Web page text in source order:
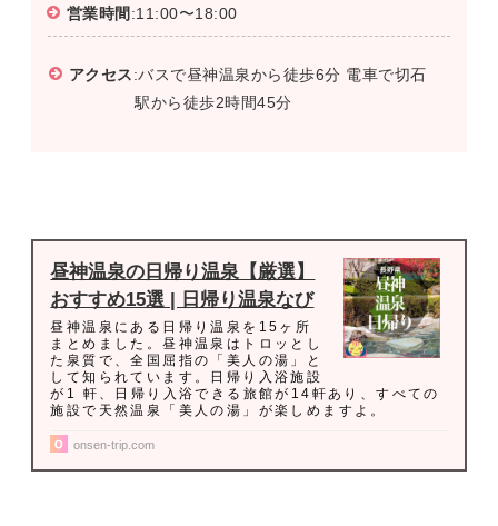
営業時間 :11:00〜18:00
アクセス:バスで昼神温泉から徒歩6分 電車で切石
駅から徒歩2時間45分
昼神温泉の日帰り温泉【厳選】
おすすめ15選 | 日帰り温泉なび
昼神温泉にある日帰り温泉を15ヶ所
まとめました。昼神温泉はトロッとし
た泉質で、全国屈指の「美人の湯」と
して知られています。日帰り入浴施設
が1 軒、日帰り入浴できる旅館が14軒あり、すべての
施設で天然温泉「美人の湯」が楽しめますよ。
onsen-trip.com